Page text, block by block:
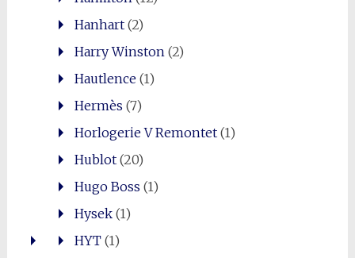
Hanhart(2)
Harry Winston (2)
Hautlence(1)
Hermès (7)
Horlogerie V Remontet(1)
Hublot(20)
Hugo Boss (1)
Hysek(1)
HYT(1)